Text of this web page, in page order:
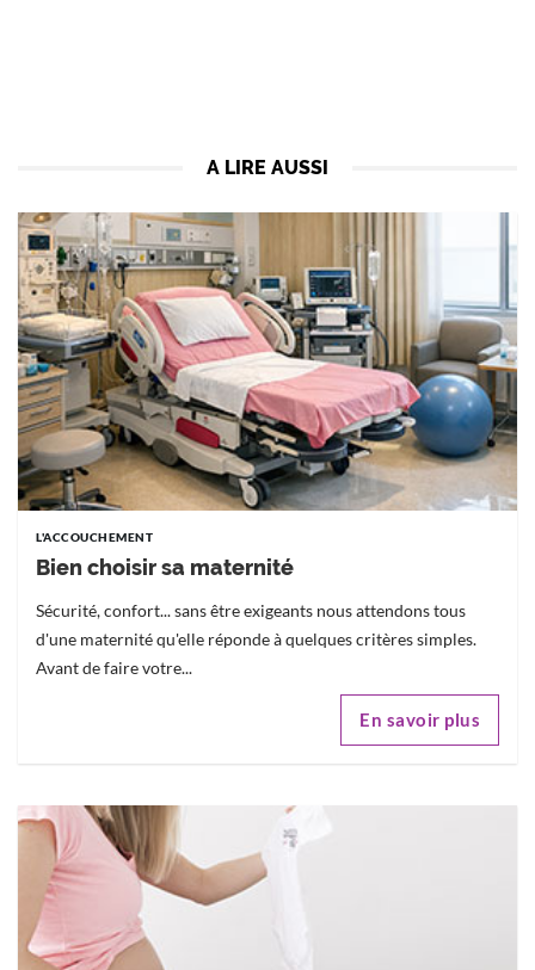
A LIRE AUSSI
L'ACCOUCHEMENT
Bien choisir sa maternité
Sécurité, confort... sans être exigeants nous attendons tous
d'une maternité qu'elle réponde à quelques critères simples.
Avant de faire votre...
En savoir plus